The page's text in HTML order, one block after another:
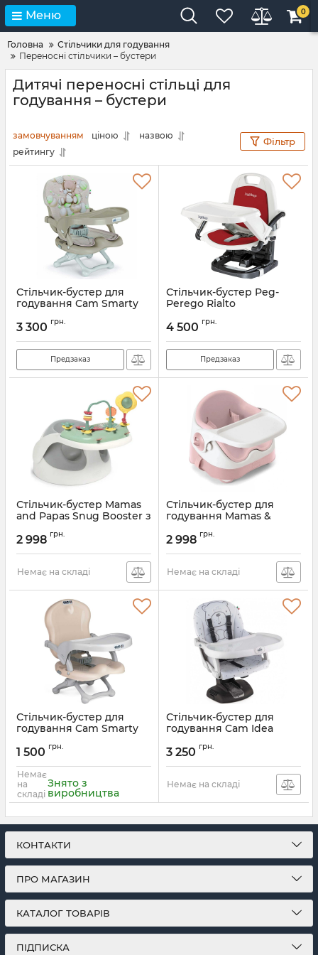
Меню 0
Головна
Стільчики для годування
Переносні стільчики – бустери
Дитячі переносні стільці для
годування – бустери
замовчуванням ціною
назвою
рейтингу
Фільтр
Стільчик-бустер для
годування Cam Smarty
Артикул: S333-C261/C261
3 300 грн.
Предзаказ
Стільчик-бустер Peg-
Perego Rialto
4 500 грн.
Предзаказ
Стільчик-бустер Mamas
and Papas Snug Booster з
Артикул:
2 998 грн.
Немає на складі
Стільчик-бустер для
годування Mamas &
Артикул:
2 998 грн.
Немає на складі
Стільчик-бустер для
годування Cam Smarty
1 500 грн.
Немає
на
складі
Знято з
виробництва
Стільчик-бустер для
годування Cam Idea
3 250 грн.
Немає на складі
КОНТАКТИ
ПРО МАГАЗИН
КАТАЛОГ ТОВАРІВ
ПІДПИСКА